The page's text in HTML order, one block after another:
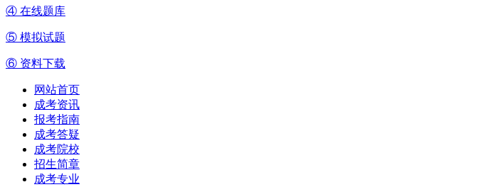
④ 在线题库
⑤ 模拟试题
⑥ 资料下载
网站首页
成考资讯
报考指南
成考答疑
成考院校
招生简章
成考专业